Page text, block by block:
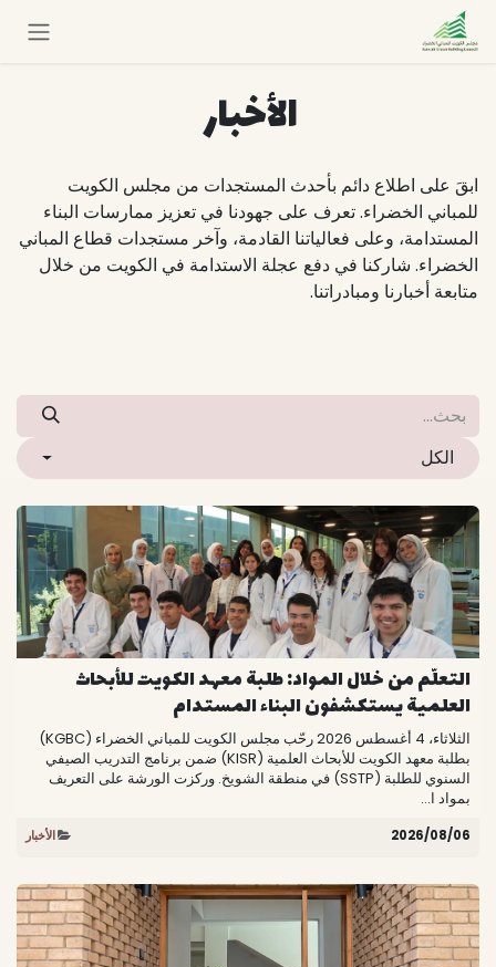
تخطي للذهاب إلى المحتوى
الأخبار ​
ابقَ على اطلاع دائم بأحدث المستجدات من مجلس الكويت
للمباني الخضراء. تعرف على جهودنا في تعزيز ممارسات البناء
المستدامة، وعلى فعالياتنا القادمة، وآخر مستجدات قطاع المباني
الخضراء. شاركنا في دفع عجلة الاستدامة في الكويت من خلال
متابعة أخبارنا ومبادراتنا.
الكل
التعلّم من خلال المواد: طلبة معهد الكويت للأبحاث
العلمية يستكشفون البناء المستدام
الثلاثاء، 4 أغسطس 2026 رحّب مجلس الكويت للمباني الخضراء (KGBC)
بطلبة معهد الكويت للأبحاث العلمية (KISR) ضمن برنامج التدريب الصيفي
السنوي للطلبة (SSTP) في منطقة الشويخ. وركزت الورشة على التعريف
بمواد ا...
06‏/08‏/2026 الأخبار